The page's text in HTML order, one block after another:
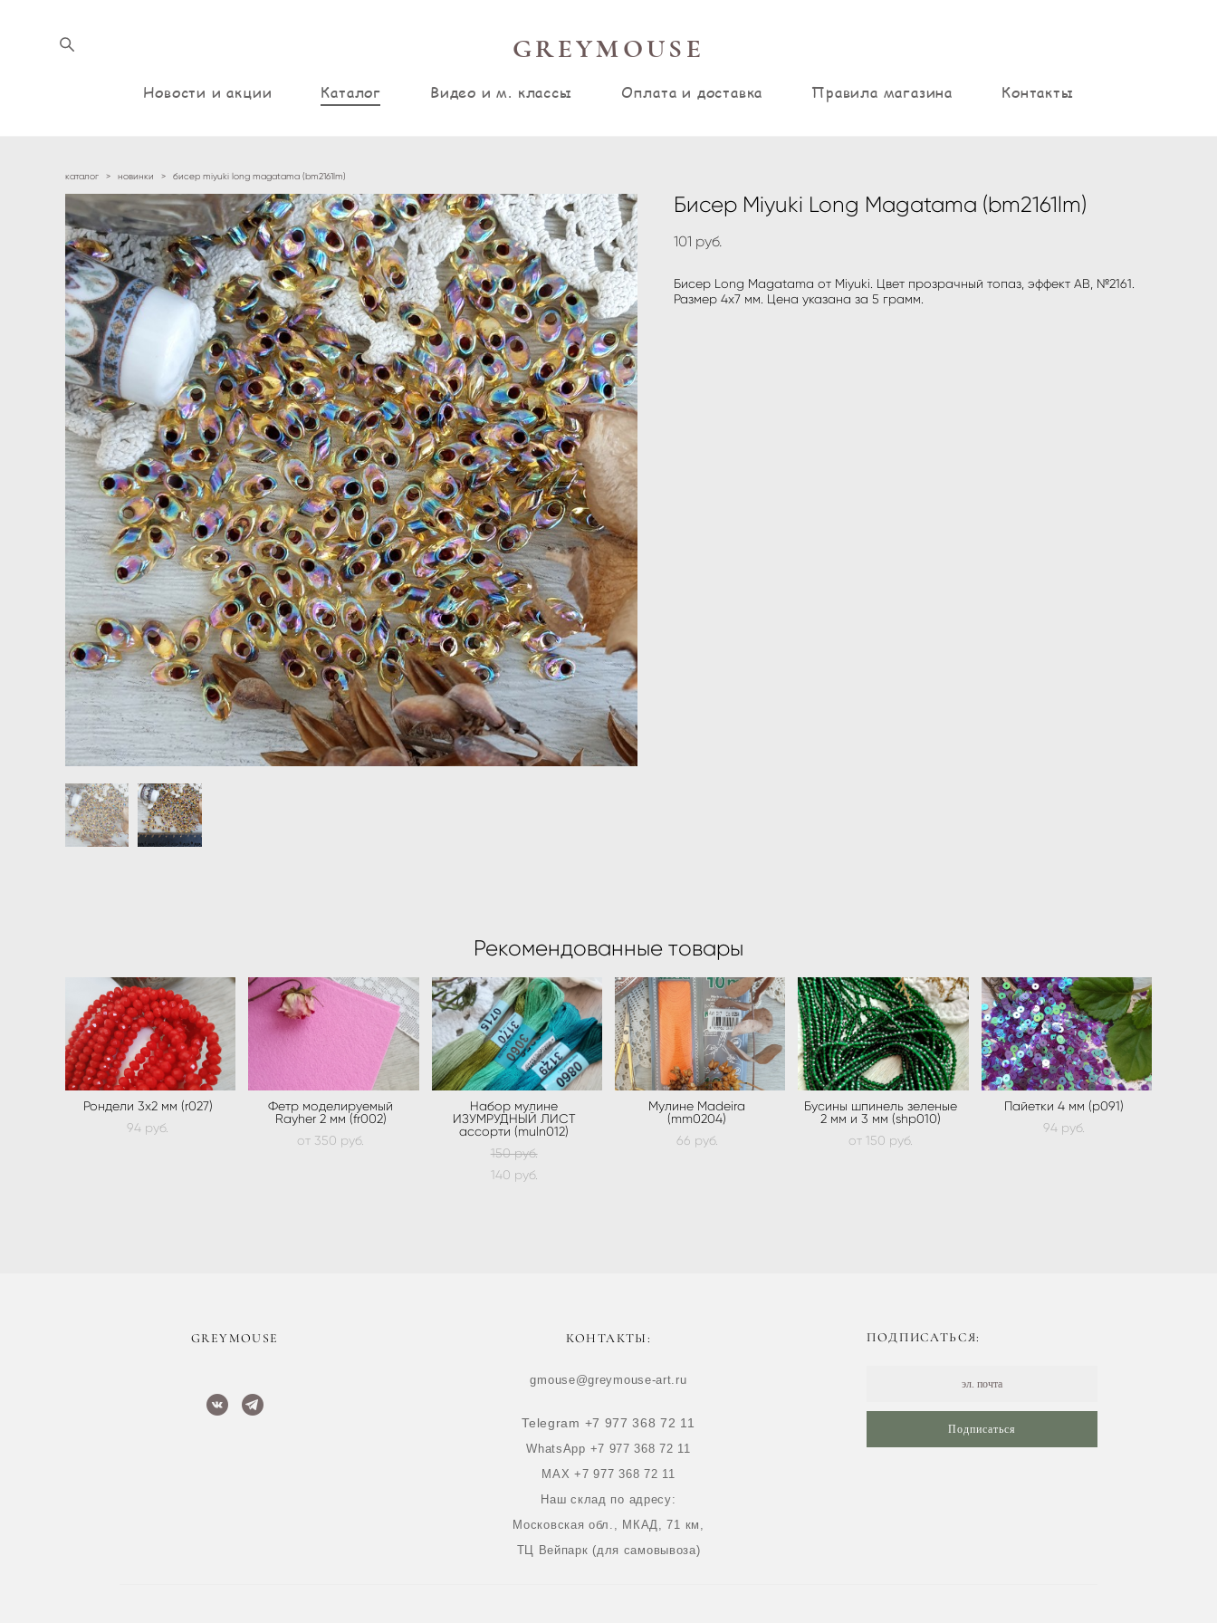
GREYMOUSE
Новости и акции Каталог Видео и м. классы Оплата и доставка Правила магазина Контакты
каталог > новинки > бисер miyuki long magatama (bm2161lm)
Бисер Miyuki Long Magatama (bm2161lm)
101 pуб.
Бисер Long Magatama от Miyuki. Цвет прозрачный топаз, эффект АВ, №2161.
Размер 4х7 мм. Цена указана за 5 грамм.
Рекомендованные товары
Рондели 3х2 мм (r027)
94 pуб.
Фетр моделируемый
Rayher 2 мм (fr002)
от 350 pуб.
Набор мулине
ИЗУМРУДНЫЙ ЛИСТ
ассорти (muln012)
150 pуб.
140 pуб.
Мулине Madeira
(mm0204)
66 pуб.
Бусины шпинель зеленые
2 мм и 3 мм (shp010)
от 150 pуб.
Пайетки 4 мм (p091)
94 pуб.
​GREYMOUSE КОНТАКТЫ:
gmouse@greymouse-art.ru
Telegram +7 977 368 72 11
WhatsApp +7 977 368 72 11
MAX +7 977 368 72 11
Наш склад по адресу:
Московская обл., МКАД, 71 км,
ТЦ Вейпарк (для самовывоза)
ПОДПИСАТЬСЯ:
Подписаться